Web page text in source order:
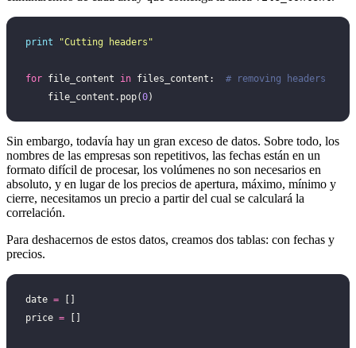
print "Cutting headers "
for file_content in files_content: # removing headers
    file_content.pop(
0)
Sin embargo, todavía hay un gran exceso de datos. Sobre todo, los
nombres de las empresas son repetitivos, las fechas están en un
formato difícil de procesar, los volúmenes no son necesarios en
absoluto, y en lugar de los precios de apertura, máximo, mínimo y
cierre, necesitamos un precio a partir del cual se calculará la
correlación.
Para deshacernos de estos datos, creamos dos tablas: con fechas y
precios.
date =
price =